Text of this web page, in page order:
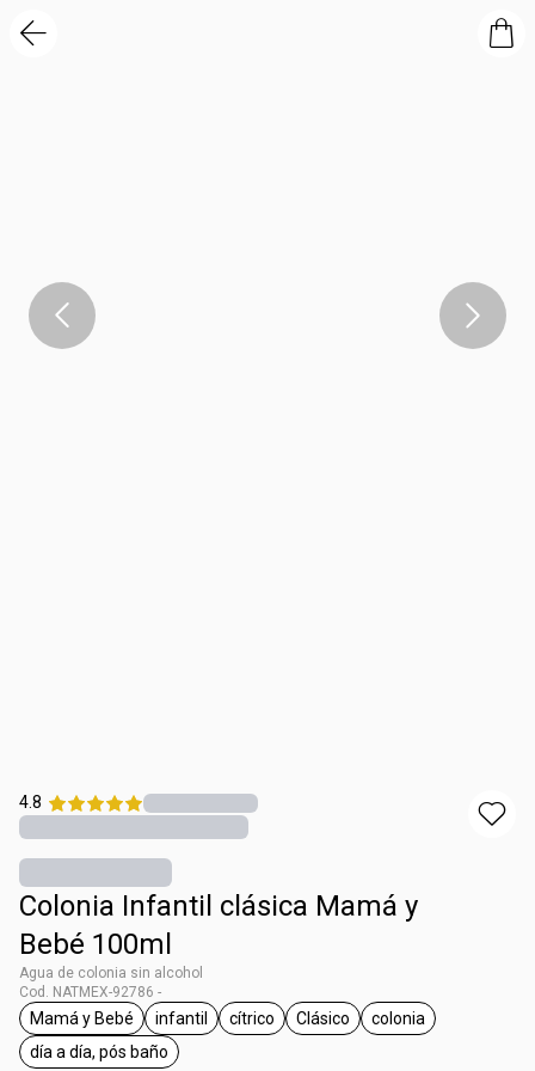
4.8
Colonia Infantil clásica Mamá y
Bebé 100ml
Agua de colonia sin alcohol
Cod. NATMEX-92786 -
etiqueta Mamá y Bebé
Mamá y Bebé
etiqueta infantil
infantil
etiqueta cítrico
cítrico
etiqueta Clásico
Clásico
etiqueta colonia
colonia
etiqueta día a día, pós baño
día a día, pós baño